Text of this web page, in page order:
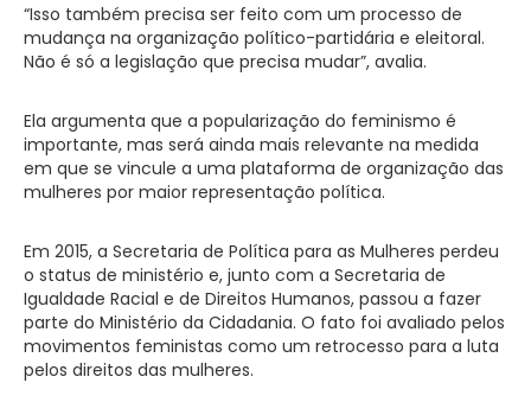
“Isso também precisa ser feito com um processo de
mudança na organização político-partidária e eleitoral.
Não é só a legislação que precisa mudar”, avalia.
Ela argumenta que a popularização do feminismo é
importante, mas será ainda mais relevante na medida
em que se vincule a uma plataforma de organização das
mulheres por maior representação política.
Em 2015, a Secretaria de Política para as Mulheres perdeu
o status de ministério e, junto com a Secretaria de
Igualdade Racial e de Direitos Humanos, passou a fazer
parte do Ministério da Cidadania. O fato foi avaliado pelos
movimentos feministas como um retrocesso para a luta
pelos direitos das mulheres.